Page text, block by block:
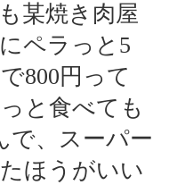
某焼き肉屋
ペラっと5
800円って
と食べても
で、スーパー
ほうがいい